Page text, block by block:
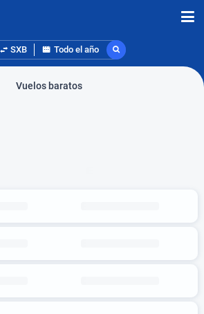
SXB Todo el año
Vuelos baratos